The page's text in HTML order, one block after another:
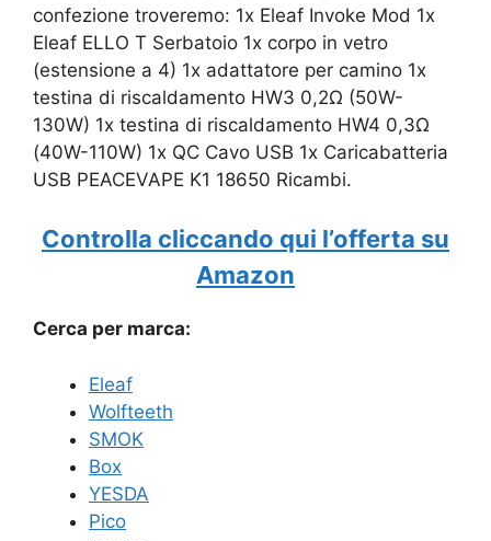
confezione troveremo: 1x Eleaf Invoke Mod 1x
Eleaf ELLO T Serbatoio 1x corpo in vetro
(estensione a 4) 1x adattatore per camino 1x
testina di riscaldamento HW3 0,2Ω (50W-
130W) 1x testina di riscaldamento HW4 0,3Ω
(40W-110W) 1x QC Cavo USB 1x Caricabatteria
USB PEACEVAPE K1 18650 Ricambi.
Controlla cliccando qui l’offerta su
Amazon
Cerca per marca:
Eleaf
Wolfteeth
SMOK
Box
YESDA
Pico